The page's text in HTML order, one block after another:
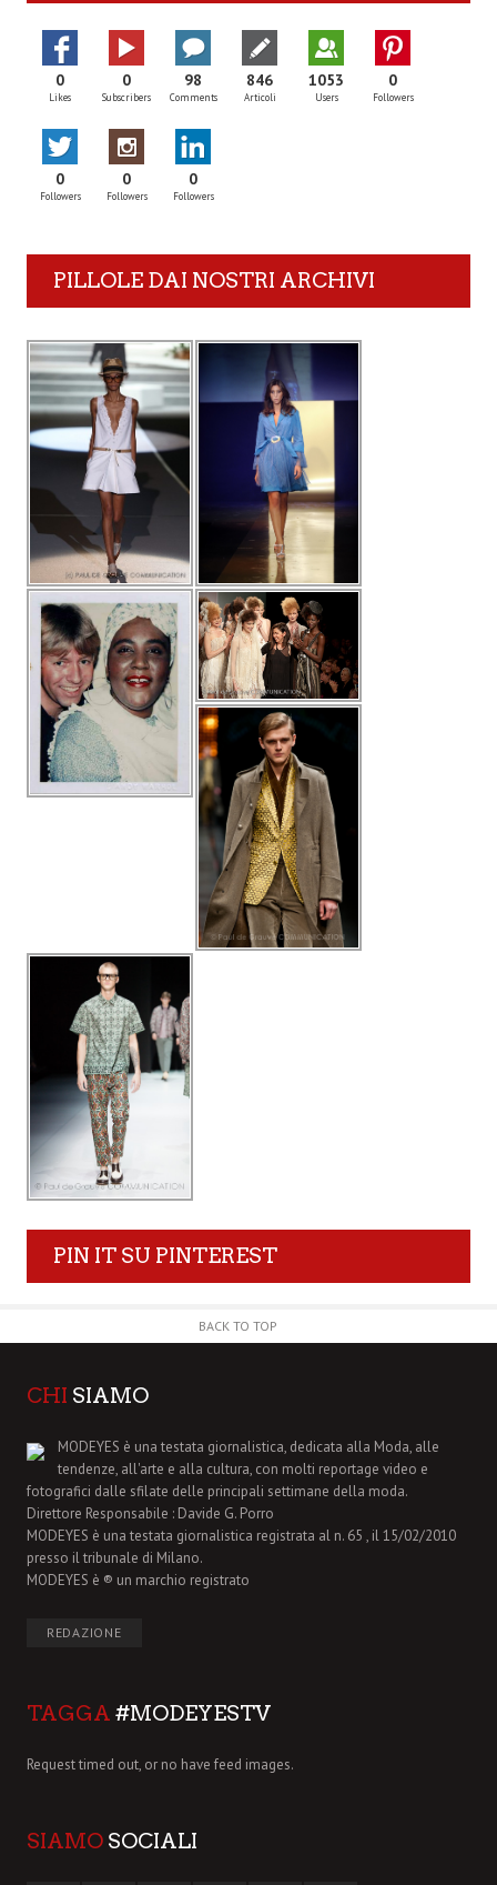
0
Likes
0
Subscribers
98
Comments
846
Articoli
1053
Users
0
Followers
0
Followers
0
Followers
0
Followers
PILLOLE DAI NOSTRI ARCHIVI
PIN IT SU PINTEREST
BACK TO TOP
CHI SIAMO
MODEYES è una testata giornalistica, dedicata alla Moda, alle
tendenze, all'arte e alla cultura, con molti reportage video e
fotografici dalle sfilate delle principali settimane della moda.
Direttore Responsabile : Davide G. Porro
MODEYES è una testata giornalistica registrata al n. 65 , il 15/02/2010
presso il tribunale di Milano.
MODEYES è ® un marchio registrato
REDAZIONE
TAGGA #MODEYESTV
Request timed out, or no have feed images.
SIAMO SOCIALI